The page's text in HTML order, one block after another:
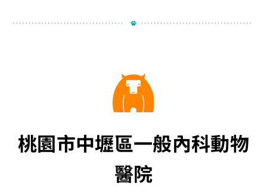
桃園市中壢區一般內科動物
醫院